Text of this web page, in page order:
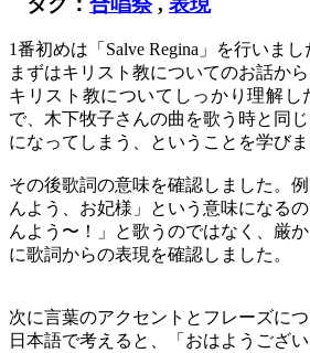
1番初めは「Salve Regina」を行いまし
まずはキリスト教についてのお話か
キリスト教についてしっかり理解し
で、木下牧子さんの曲を歌う時と同
になってしまう、ということを学びま
その後歌詞の意味を確認しました。
んよう、お妃様」という意味になる
んよう〜！」と歌うのではなく、厳
に歌詞からの表現を確認しました。
次に言葉のアクセントとフレーズにつ
日本語で考えると、「おはようござ